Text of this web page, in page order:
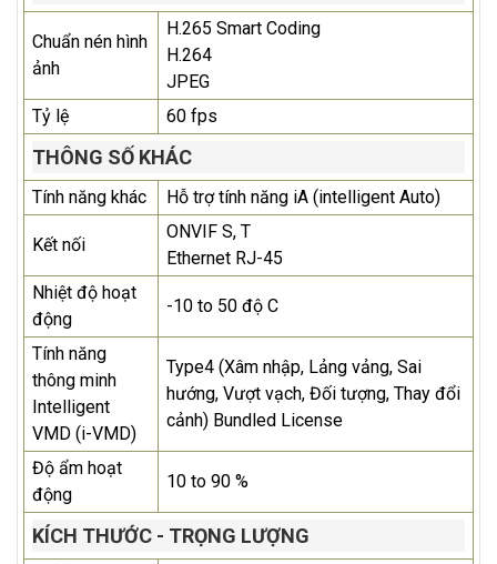
Chuẩn nén hình
ảnh
H.265 Smart Coding
H.264
JPEG
Tỷ lệ
60 fps
THÔNG SỐ KHÁC
Tính năng khác Hỗ trợ tính năng iA (intelligent Auto)
Kết nối
ONVIF S, T
Ethernet RJ-45
Nhiệt độ hoạt
động
-10 to 50 độ C
Tính năng
thông minh
Intelligent
VMD (i-VMD)
Type4 (Xâm nhập, Lảng vảng, Sai
hướng, Vượt vạch, Đối tượng, Thay đổi
cảnh) Bundled License
Độ ẩm hoạt
động
10 to 90 %
KÍCH THƯỚC - TRỌNG LƯỢNG